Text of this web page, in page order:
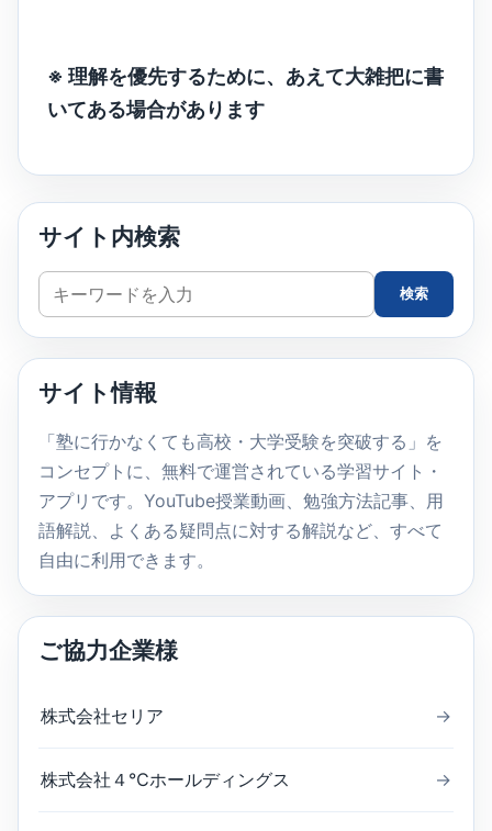
※ 理解を優先するために、あえて大雑把に書
いてある場合があります
サイト内検索
サ
イ
ト
検
索
検索
サイト情報
「塾に行かなくても高校・大学受験を突破する」を
コンセプトに、無料で運営されている学習サイト・
アプリです。YouTube授業動画、勉強方法記事、用
語解説、よくある疑問点に対する解説など、すべて
自由に利用できます。
ご協力企業様
株式会社セリア →
株式会社４℃ホールディングス →